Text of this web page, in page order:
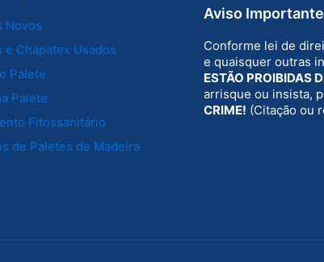
Novos
e Chapatex Usados
Palete
Palete
Fitossanitário
de Paletes de Madeira
Aviso Importante
Conforme lei de
e quaisquer outras
ESTÃO PROIBIDAS
arrisque ou insista,
CRIME! (Citação ou